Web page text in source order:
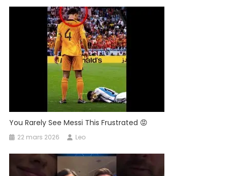
You Rarely See Messi This Frustrated 😡
22 mars 2026 Leo